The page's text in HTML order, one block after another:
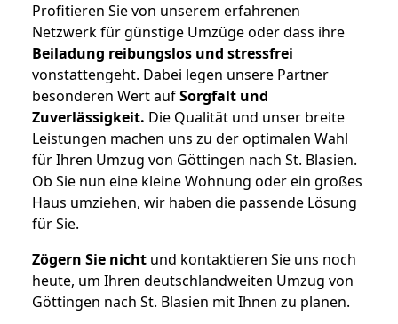
Profitieren Sie von unserem erfahrenen
Netzwerk für günstige Umzüge oder dass ihre
Beiladung reibungslos und stressfrei
vonstattengeht. Dabei legen unsere Partner
besonderen Wert aufSorgfalt und
Zuverlässigkeit. Die Qualität und unser breite
Leistungen machen uns zu der optimalen Wahl
für Ihren Umzug von Göttingen nach St. Blasien.
Ob Sie nun eine kleine Wohnung oder ein großes
Haus umziehen, wir haben die passende Lösung
für Sie.
Zögern Sie nicht und kontaktieren Sie uns noch
heute, um Ihren deutschlandweiten Umzug von
Göttingen nach St. Blasien mit Ihnen zu planen.